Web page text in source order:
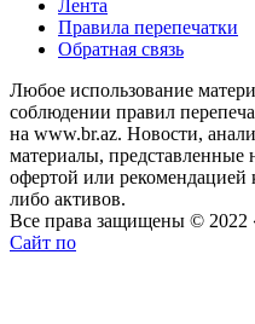
Лента
Правила перепечатки
Обратная связь
Любое использование
соблюдении правил
на www.br.az. Новости,
материалы, представленные
офертой или
либо активов.
Все права защищены © 2022
Сайт по